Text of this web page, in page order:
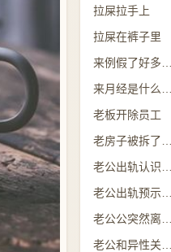
拉屎拉手上
拉屎在裤子里
老板开除员工